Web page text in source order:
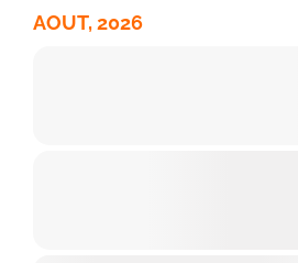
AOUT, 2026